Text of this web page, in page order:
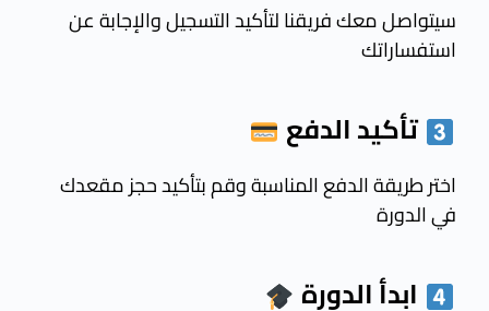
سيتواصل معك فريقنا لتأكيد التسجيل والإجابة عن
استفساراتك
تأكيد الدفع
اختر طريقة الدفع المناسبة وقم بتأكيد حجز مقعدك
في الدورة
ابدأالدورة